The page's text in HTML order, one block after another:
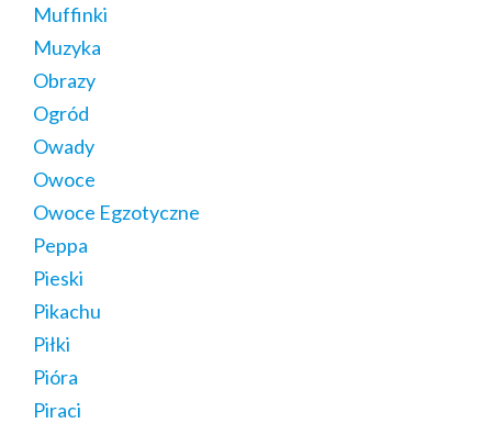
Muffinki
Muzyka
Obrazy
Ogród
Owady
Owoce
Owoce Egzotyczne
Peppa
Pieski
Pikachu
Piłki
Pióra
Piraci